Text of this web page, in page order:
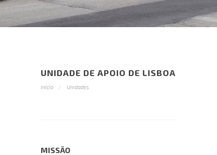
UNIDADE DE APOIO DE LISBOA
Início Unidades
MISSÃO